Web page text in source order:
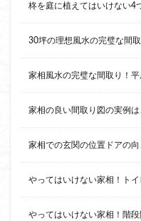
柊を庭に植えてはいけない4
30坪の理想風水の完璧な間
家相風水の完璧な間取り！
家相の良い間取り図の実例
家相での玄関の位置ドアの
やってはいけない家相！ト
やってはいけない家相！階